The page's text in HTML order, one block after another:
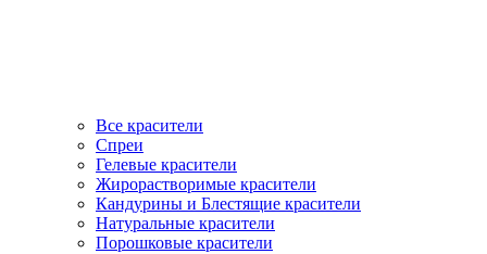
Все красители
Спреи
Гелевые красители
Жирорастворимые красители
Кандурины и Блестящие красители
Натуральные красители
Порошковые красители